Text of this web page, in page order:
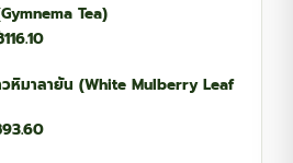
Tea)
116.10Price
฿44.10
฿116.10
วหิมาลายัน (White Mulberry Leaf
93.60Price